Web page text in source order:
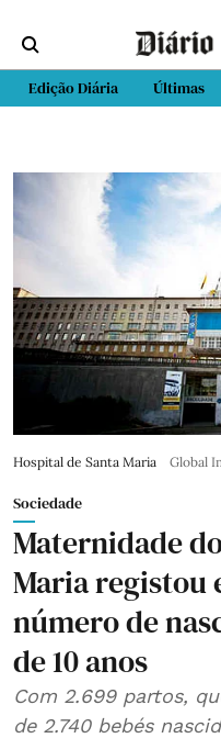
Edição Diária Últimas
Hospital de Santa Maria Global
Sociedade
Maternidade
Maria registou
número de
de 10 anos
Com 2.699 partos,
de 2.740 bebés